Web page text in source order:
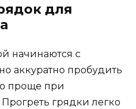
для
начинаются с
аккуратно пробудить
проще при
грядки легко